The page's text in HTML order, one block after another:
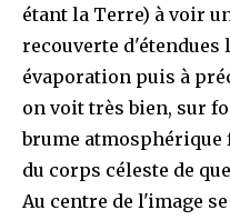
étant la Terre) à voir
recouverte
évaporation puis à
on voit très bien, sur
brume atmosphérique
du corps céleste de
Au centre de l'image